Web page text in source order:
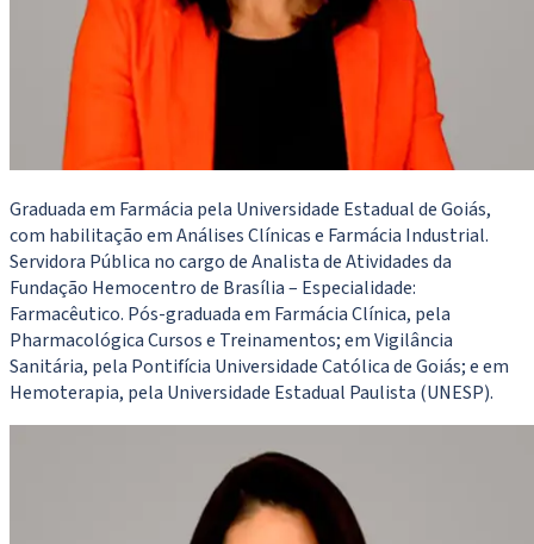
Graduada em Farmácia pela Universidade Estadual de Goiás,
com habilitação em Análises Clínicas e Farmácia Industrial.
Servidora Pública no cargo de Analista de Atividades da
Fundação Hemocentro de Brasília – Especialidade:
Farmacêutico. Pós-graduada em Farmácia Clínica, pela
Pharmacológica Cursos e Treinamentos; em Vigilância
Sanitária, pela Pontifícia Universidade Católica de Goiás; e em
Hemoterapia, pela Universidade Estadual Paulista (UNESP).